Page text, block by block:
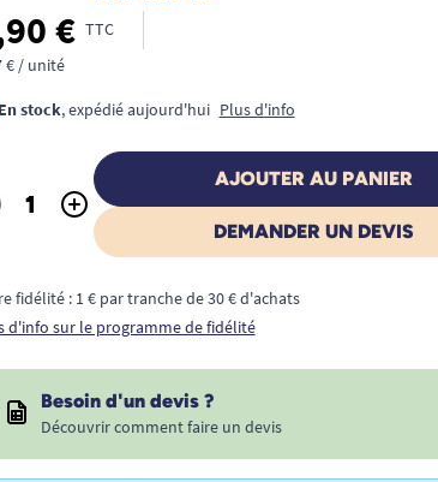
€ TTC
€ / unité
En stock, expédié aujourd'hui Plus d'info
+
AJOUTER AU PANIER
DEMANDER UN DEVIS
fidélité : 1 € par tranche de 30 € d'achats
d'info sur le programme de fidélité
Besoin d'un devis ?
Découvrir comment faire un devis